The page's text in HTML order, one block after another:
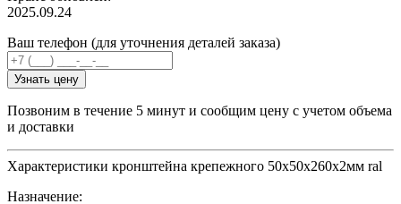
2025.09.24
Ваш телефон (для уточнения деталей заказа)
Узнать цену
Позвоним в течение 5 минут и сообщим цену с учетом объема
и доставки
Характеристики кронштейна крепежного 50х50х260х2мм ral
Назначение: